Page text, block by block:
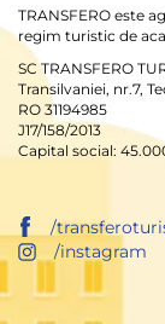
TRANSFERO este
regim turistic de
SC TRANSFERO
Transilvaniei, nr.7,
RO 31194985
J17/158/2013
Capital social:
/
/instagram